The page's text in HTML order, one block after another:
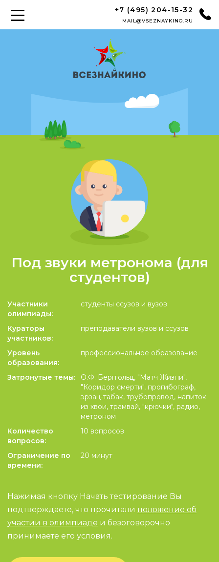
MAIL@VSEZNAYKINO.RU
+7 (495) 204-15-32
Под звуки метронома (для
студентов)
Участники
олимпиады:
студенты ссузов и вузов
Кураторы
участников:
преподаватели вузов и ссузов
Уровень
образования:
профессиональное образование
Затронутые темы:
О.Ф. Берггольц, "Матч Жизни",
"Коридор смерти", прогибограф,
эрзац-табак, трубопровод, напиток
из хвои, трамвай, "крючки", радио,
метроном
Количество
вопросов:
10 вопросов
Ограничение по
времени:
20 минут
Нажимая кнопку Начать тестирование Вы
подтверждаете, что прочитали положение об
участии в олимпиаде и безоговорочно
принимаете его условия.